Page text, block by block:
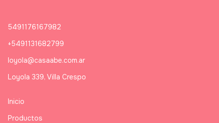
5491176167982
+5491131682799
loyola@casaabe.com.ar
Loyola 339, Villa Crespo
Inicio
Productos